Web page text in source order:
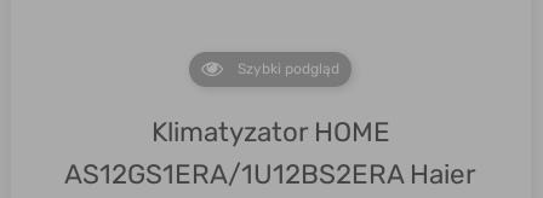
Szybki podgląd
Klimatyzator HOME
AS12GS1ERA/1U12BS2ERA Haier